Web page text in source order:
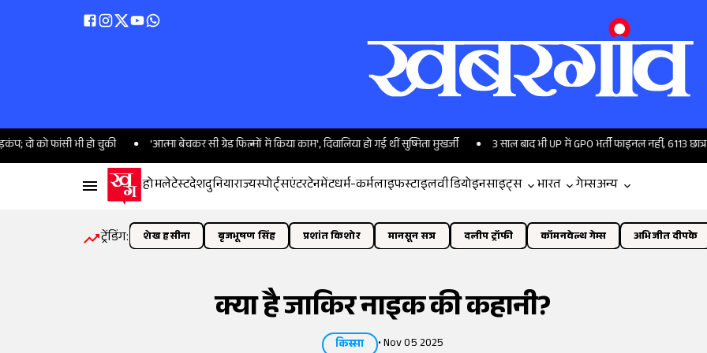
फांसी भी हो चुकी 'आत्मा बेचकर सी ग्रेड फिल्मों में किया काम', दिवालिया हो गई थीं सुष्मिता मुखर्जी 3 साल बाद भी UP में GPO भर्ती फाइनल नहीं, 6113 छात्र
होमलेटेस्टदेशदुनियाराज्यस्पोर्ट्सएंटरटेनमेंटधर्म-कर्मलाइफस्टाइलवीडियोइनसाइट्स भारत गेम्सअन्य
ट्रेंडिंग: शेख हसीना बृजभूषण सिंह प्रशांत किशोर मानसून सत्र दलीप ट्रॉफी कॉमनवेल्थ गेम्स अभिजीत दीपके
क्या है जाकिर नाइक की कहानी?
किस्सा •Nov 05 2025